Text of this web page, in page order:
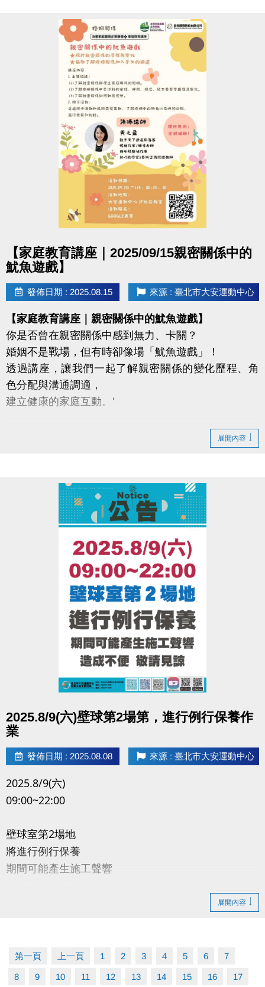
【家庭教育講座｜2025/09/15親密關係中的
魷魚遊戲】
發佈日期 : 2025.08.15 來源 : 臺北市大安運動中心
【家庭教育講座｜親密關係中的魷魚遊戲】
你是否曾在親密關係中感到無力、卡關？
婚姻不是戰場，但有時卻像場「魷魚遊戲」！
透過講座，讓我們一起了解親密關係的變化歷程、角
色分配與溝通調適，
建立健康的家庭互動。'
學習如何動態經營親密關係
透過牌卡活動反思並優化關係經營模式
講師介紹：黃之盈老師
媽媽悅讀社團主筆、10~5歲兒童藝術療癒認證教師
日期：2025年9月15日（星期一）
時間：14:00 – 15:30 (最後有QA時間)
地點：大安運動中心2樓 社區教室
報名方式：填寫Google表單，名額有限，快來報名參
【報名連結】https://reurl.cc/gY610b
請留意！)
課程費用：全額補助，等於免費！
適合對象：有伴侶、有孩子者，或關心婚姻與家庭議
題的朋友們！
期待與您一同探索婚姻/親密關係的經營智慧，為生活
與感情注入更多幸福能量
展開內容
2025.8/9(六)壁球第2場第，進行例行保養作
業
發佈日期 : 2025.08.08 來源 : 臺北市大安運動中心
2025.8/9(六)
09:00~22:00
壁球室第2場地
將進行例行保養
期間可能產生施工聲響
展開內容
第一頁 上一頁 1 2 3 4 5 6 7
8 9 10 11 12 13 14 15 16 17